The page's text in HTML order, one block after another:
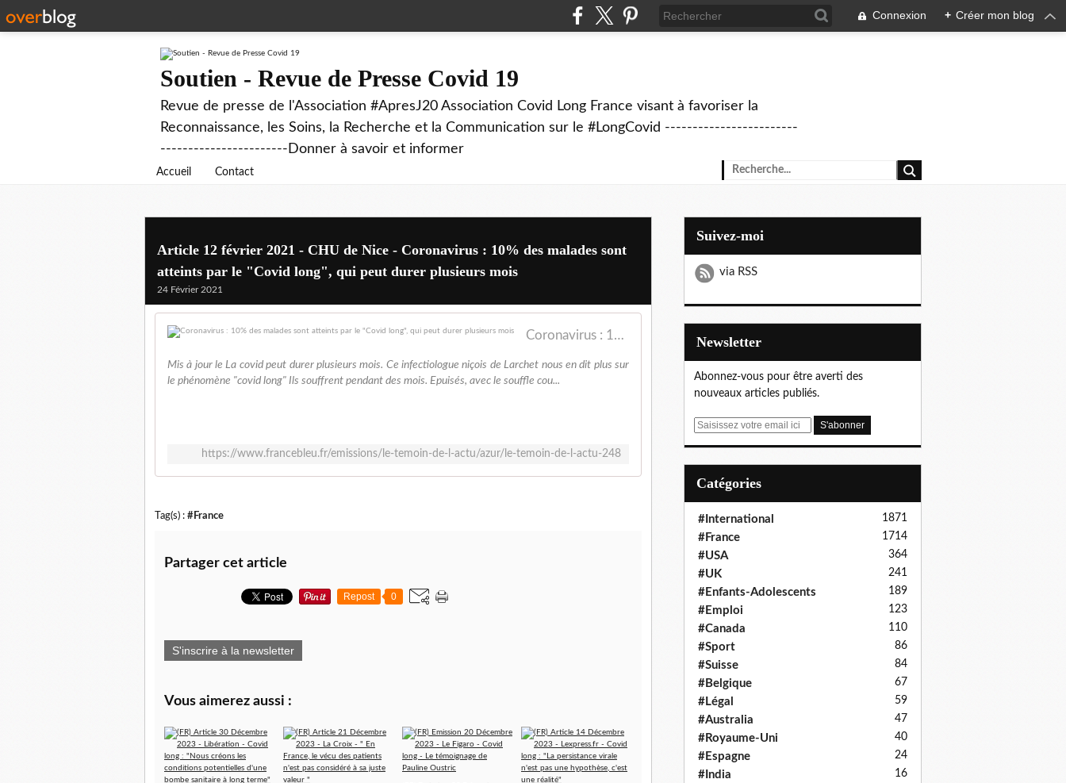
Connexion + Créer mon blog
Soutien - Revue de Presse Covid 19
Revue de presse de l'Association #ApresJ20 Association Covid Long France visant à favoriser la
Reconnaissance, les Soins, la Recherche et la Communication sur le #LongCovid ------------------------
-----------------------Donner à savoir et informer
Accueil Contact
Article 12 février 2021 - CHU de Nice - Coronavirus : 10% des malades sont
atteints par le "Covid long", qui peut durer plusieurs mois
24 Février 2021
Coronavirus : 10% des malades sont atteints par le "Covid long", qui peut durer plusieurs mois
Mis à jour le La covid peut durer plusieurs mois. Ce infectiologue niçois de Larchet nous en dit plus sur
le phénomène "covid long" Ils souffrent pendant des mois. Epuisés, avec le souffle cou...
https://www.francebleu.fr/emissions/le-temoin-de-l-actu/azur/le-temoin-de-l-actu-248
Tag(s) : #France
Partager cet article
Repost 0
S'inscrire à la newsletter
Vous aimerez aussi :
Suivez-moi
via RSS
Newsletter
Abonnez-vous pour être averti des
nouveaux articles publiés.
E
Catégories
#International 1871
#France 1714
#USA 364
#UK 241
#Enfants-Adolescents 189
#Emploi 123
#Canada 110
#Sport 86
#Suisse 84
#Belgique 67
#Légal 59
#Australia 47
#Royaume-Uni 40
#Espagne 24
#India 16